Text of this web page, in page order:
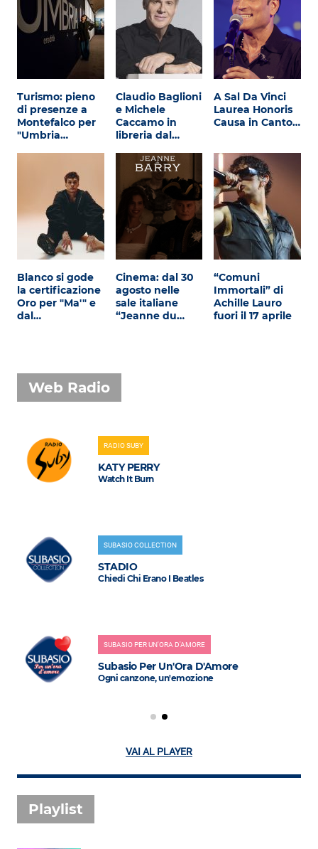
Turismo: pieno
di presenze a
Montefalco per
"Umbria…
Claudio Baglioni
e Michele
Caccamo in
libreria dal…
A Sal Da Vinci
Laurea Honoris
Causa in Canto…
Blanco si gode
la certificazione
Oro per "Ma'" e
dal…
Cinema: dal 30
agosto nelle
sale italiane
“Jeanne du…
“Comuni
Immortali” di
Achille Lauro
fuori il 17 aprile
Web Radio
RADIO SUBY
KATY PERRY
Watch It Burn
SUBASIO COLLECTION
STADIO
Chiedi Chi Erano I Beatles
SUBASIO PER UN'ORA D'AMORE
Subasio Per Un'Ora D'Amore
Ogni canzone, un'emozione
VAI AL PLAYER
Playlist